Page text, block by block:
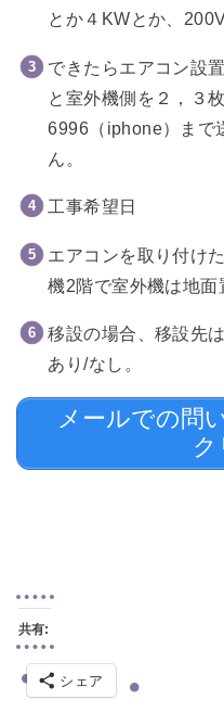
とか４KWとか、200V
できたらエアコン設
と室外機側を２，３
6996（iphone）まで
ん。
工事希望日
エアコンを取り付け
機2階で室外機は地面
移設の場合、移設先
あり/なし。
メールでの問
ク
共有:
シェア